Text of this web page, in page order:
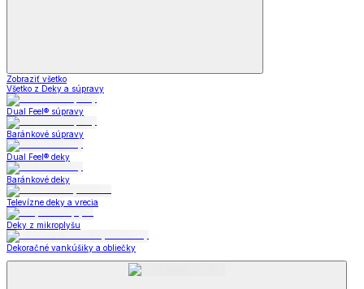
Zobraziť všetko
Všetko z Deky a súpravy
Dual Feel® súpravy
Baránkové súpravy
Dual Feel® deky
Baránkové deky
Televízne deky a vrecia
Deky z mikroplyšu
Dekoračné vankúšiky a obliečky